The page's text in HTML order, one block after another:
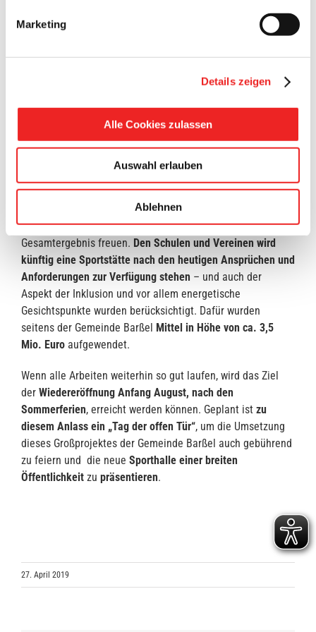
Marketing
Details zeigen
Alle Cookies zulassen
Auswahl erlauben
Ablehnen
Vereine können dann im Sommer bei größeren
Im weiteren Schritt erfolgt die Pflasterung am Gebäude
entlang im Bereich Pausenhof bis zur Mensa. Auch eine
Wegeführung zum Beachvolleyball wird angelegt. Diese
Anlage muss allerdings komplett neu erstellt werden, da
das Volleyballfeld im Zuge der Baustelleneinrichtung
Alles nimmt Formen an und man kann sich auf das
Gesamtergebnis freuen. Den Schulen und Vereinen wird
künftig eine Sportstätte nach den heutigen Ansprüchen und
Anforderungen zur Verfügung stehen – und auch der
Aspekt der Inklusion und vor allem energetische
Gesichtspunkte wurden berücksichtigt. Dafür wurden
seitens der Gemeinde Barßel
Mittel in Höhe von ca. 3,5
Mio. Euro aufgewendet.
Wenn alle Arbeiten weiterhin so gut laufen, wird das Ziel
der Wiedereröffnung Anfang August, nach den
Sommerferien, erreicht werden können. Geplant ist zu
diesem Anlass ein „Tag der offen Tür“, um die Umsetzung
dieses Großprojektes der Gemeinde Barßel auch gebührend
zu feiern und die neue Sporthalle einer breiten
Öffentlichkeit zu präsentieren.
27. April 2019